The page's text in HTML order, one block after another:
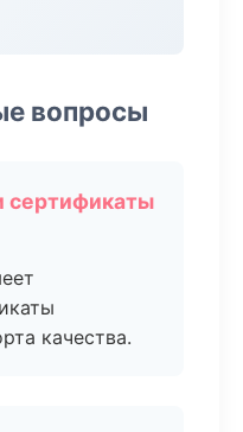
вопросы
сертификаты
качества.